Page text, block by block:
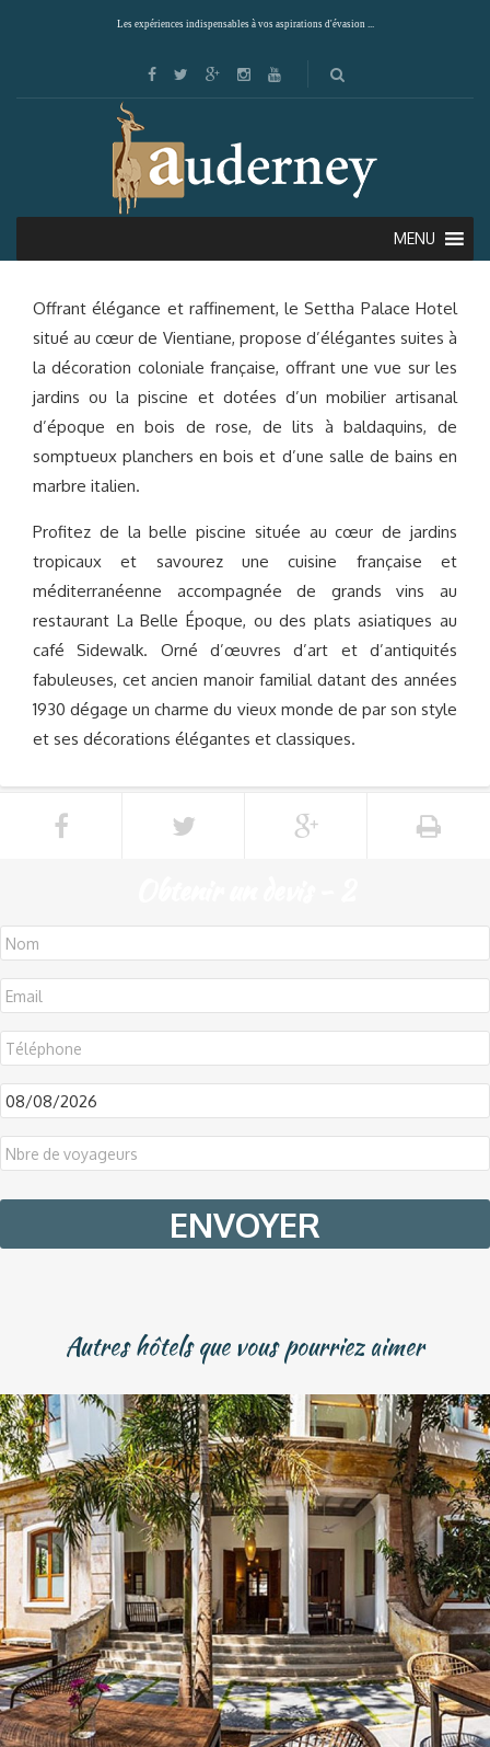
Les expériences indispensables à vos aspirations d'évasion ...
MENU
SETTHA PALACE HOTEL (VIENTIANE)
Offrant élégance et raffinement, le Settha Palace Hotel
situé au cœur de Vientiane, propose d’élégantes suites à
la décoration coloniale française, offrant une vue sur les
jardins ou la piscine et dotées d’un mobilier artisanal
d’époque en bois de rose, de lits à baldaquins, de
somptueux planchers en bois et d’une salle de bains en
marbre italien.
Profitez de la belle piscine située au cœur de jardins
tropicaux et savourez une cuisine française et
méditerranéenne accompagnée de grands vins au
restaurant La Belle Époque, ou des plats asiatiques au
café Sidewalk. Orné d’œuvres d’art et d’antiquités
fabuleuses, cet ancien manoir familial datant des années
1930 dégage un charme du vieux monde de par son style
et ses décorations élégantes et classiques.
DD
slash
MM
Autres hôtels que vous pourriez aimer